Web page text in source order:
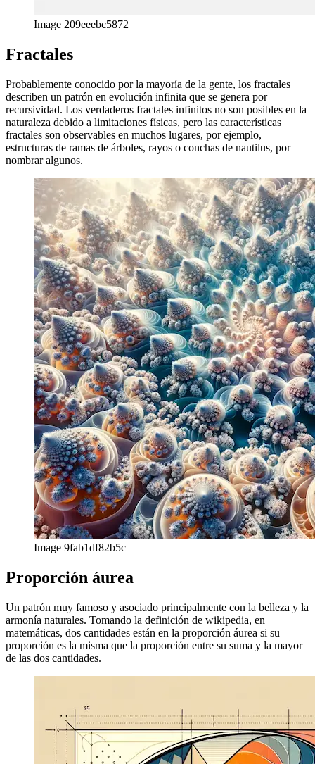
Fractales
Probablemente conocido por la mayoría de la gente, los fractales
describen un patrón en evolución infinita que se genera por
recursividad. Los verdaderos fractales infinitos no son posibles en la
naturaleza debido a limitaciones físicas, pero las características
fractales son observables en muchos lugares, por ejemplo,
estructuras de ramas de árboles, rayos o conchas de nautilus, por
nombrar algunos.
Proporción áurea
Un patrón muy famoso y asociado principalmente con la belleza y la
armonía naturales. Tomando la definición de wikipedia, en
matemáticas, dos cantidades están en la proporción áurea si su
de las dos cantidades.